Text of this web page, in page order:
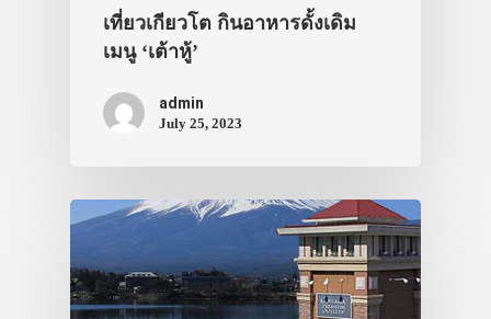
เที่ยวเกียวโต กินอาหารดั้งเดิม
เมนู ‘เต้าหู้’
admin
July 25, 2023